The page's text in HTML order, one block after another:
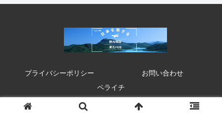
プライバシーポリシー
お問い合わせ
ペライチ
© 2020 来たHUB 観光 イベント 祭り お得情報.